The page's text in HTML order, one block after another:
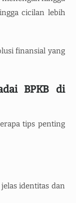
cicilan lebih
finansial yang
BPKB di
tips penting
identitas dan